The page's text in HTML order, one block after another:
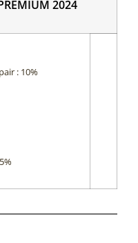
2024
: 10%